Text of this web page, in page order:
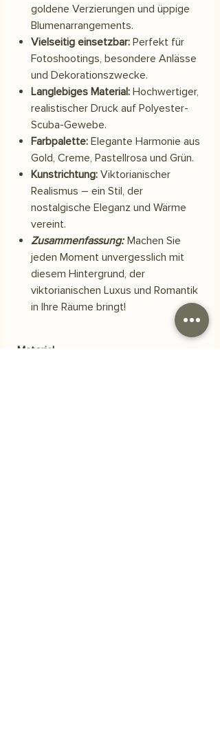
goldene Verzierungen und üppige
Blumenarrangements.
Vielseitig einsetzbar: Perfekt für
Fotoshootings, besondere Anlässe
und Dekorationszwecke.
Langlebiges Material: Hochwertiger,
realistischer Druck auf Polyester-
Scuba-Gewebe.
Farbpalette: Elegante Harmonie aus
Gold, Creme, Pastellrosa und Grün.
Kunstrichtung: Viktorianischer
Realismus – ein Stil, der
nostalgische Eleganz und Wärme
vereint.
Zusammenfassung: Machen Sie
jeden Moment unvergesslich mit
diesem Hintergrund, der
viktorianischen Luxus und Romantik
in Ihre Räume bringt!
Material